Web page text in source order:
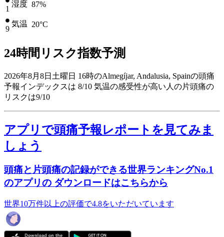
1
湿度 87%
9
気温 20°C
24時間リスク指数予測
2026年8月8日土曜日 16時のAlmegíjar, Andalusia, Spainの頭痛
予報インデックスは 8/10 気温の感受性が高い人の片頭痛の
リスクは9/10
アプリで頭痛予報レポートを見てみま
しょう
頭痛と片頭痛の記録ができる世界ランキングNo.1
のアプリの ダウンロードはこちらから
世界10万件以上の評価で4.8をいただいています